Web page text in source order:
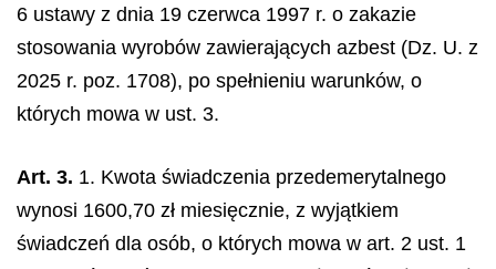
6 ustawy z dnia 19 czerwca 1997 r. o zakazie
stosowania wyrobów zawierających azbest (Dz. U. z
2025 r. poz. 1708), po spełnieniu warunków, o
których mowa w ust. 3.
Art. 3. 1. Kwota świadczenia przedemerytalnego
wynosi 1600,70 zł miesięcznie, z wyjątkiem
świadczeń dla osób, o których mowa w art. 2 ust. 1